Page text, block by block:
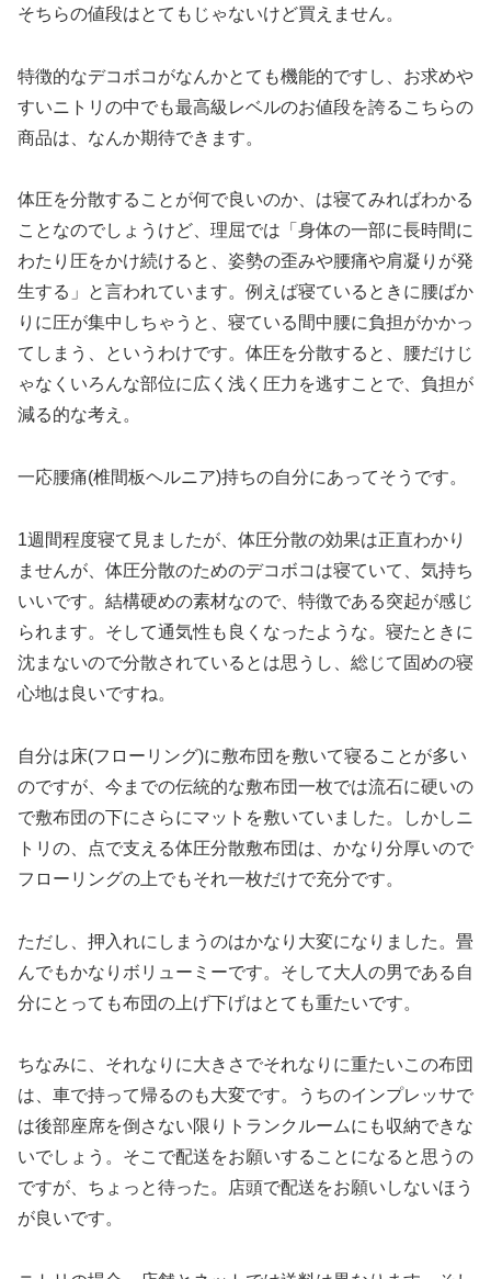
そちらの値段はとてもじゃないけど買えません。
特徴的なデコボコがなんかとても機能的ですし、お求めや
すいニトリの中でも最高級レベルのお値段を誇るこちらの
商品は、なんか期待できます。
体圧を分散することが何で良いのか、は寝てみればわかる
ことなのでしょうけど、理屈では「身体の一部に長時間に
わたり圧をかけ続けると、姿勢の歪みや腰痛や肩凝りが発
生する」と言われています。例えば寝ているときに腰ばか
りに圧が集中しちゃうと、寝ている間中腰に負担がかかっ
てしまう、というわけです。体圧を分散すると、腰だけじ
ゃなくいろんな部位に広く浅く圧力を逃すことで、負担が
減る的な考え。
一応腰痛(椎間板ヘルニア)持ちの自分にあってそうです。
1週間程度寝て見ましたが、体圧分散の効果は正直わかり
ませんが、体圧分散のためのデコボコは寝ていて、気持ち
いいです。結構硬めの素材なので、特徴である突起が感じ
られます。そして通気性も良くなったような。寝たときに
沈まないので分散されているとは思うし、総じて固めの寝
心地は良いですね。
自分は床(フローリング)に敷布団を敷いて寝ることが多い
のですが、今までの伝統的な敷布団一枚では流石に硬いの
で敷布団の下にさらにマットを敷いていました。しかしニ
トリの、点で支える体圧分散敷布団は、かなり分厚いので
フローリングの上でもそれ一枚だけで充分です。
ただし、押入れにしまうのはかなり大変になりました。畳
んでもかなりボリューミーです。そして大人の男である自
分にとっても布団の上げ下げはとても重たいです。
ちなみに、それなりに大きさでそれなりに重たいこの布団
は、車で持って帰るのも大変です。うちのインプレッサで
は後部座席を倒さない限りトランクルームにも収納できな
いでしょう。そこで配送をお願いすることになると思うの
ですが、ちょっと待った。店頭で配送をお願いしないほう
が良いです。